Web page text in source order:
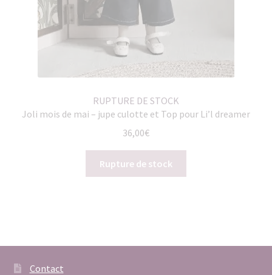
RUPTURE DE STOCK
Joli mois de mai – jupe culotte et Top pour Li’l dreamer
36,00€
Rupture de stock
Contact